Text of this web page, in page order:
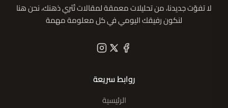
لا تفوّت جديدنا، من تحليلات معمقة لمقالات تُثري ذهنك، نحن هنا
لنكون رفيقك اليومي في كل معلومة مهمة
روابط سريعة
الرئيسية